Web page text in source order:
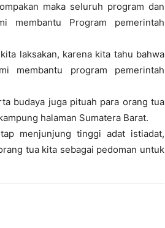
maka seluruh program dan
membantu Program pemerintah
laksakan, karena kita tahu bahwa
membantu program pemerintah
budaya juga pituah para orang tua
halaman Sumatera Barat.
menjunjung tinggi adat istiadat,
tua kita sebagai pedoman untuk